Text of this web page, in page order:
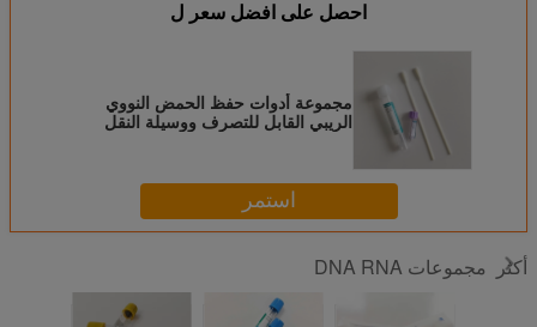
احصل على افضل سعر ل
مجموعة أدوات حفظ الحمض النووي
الريبي القابل للتصرف ووسيلة النقل
استمر
أكثر مجموعات DNA RNA